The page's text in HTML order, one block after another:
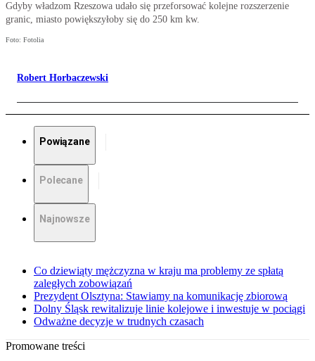
Gdyby władzom Rzeszowa udało się przeforsować kolejne rozszerzenie
granic, miasto powiększyłoby się do 250 km kw.
Foto: Fotolia
Robert Horbaczewski
Powiązane
Polecane
Najnowsze
Co dziewiąty mężczyzna w kraju ma problemy ze spłatą
zaległych zobowiązań
Prezydent Olsztyna: Stawiamy na komunikację zbiorową
Dolny Śląsk rewitalizuje linie kolejowe i inwestuje w pociągi
Odważne decyzje w trudnych czasach
Promowane treści